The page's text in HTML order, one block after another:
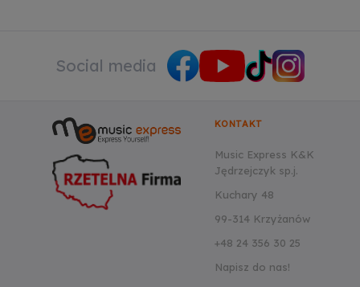
Social media
KONTAKT
Music Express K&K
Jędrzejczyk sp.j.
Kuchary 48
99-314 Krzyżanów
+48 24 356 30 25
Napisz do nas!